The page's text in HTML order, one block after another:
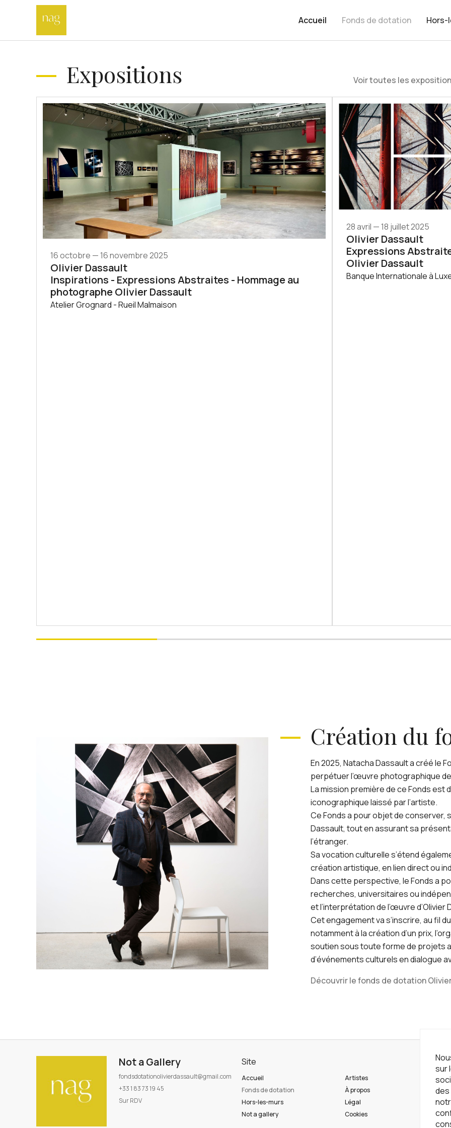
sur
Accueil Fonds de dotation Hors-
Expositions Voir toutes les
16 octobre — 16 novembre 2025
Olivier Dassault
Inspirations - Expressions Abstraites - Hommage au
photographe Olivier Dassault
Atelier Grognard - Rueil Malmaison
28 avril — 18 juillet 2025
Olivier Dassault
Expressions
Olivier Dassault
Banque Internationale à
Création du
En 2025, Natacha Dassault a créé le
perpétuer l’œuvre photographique
La mission première de ce Fonds est
iconographique laissé par l’artiste.
Ce Fonds a pour objet de conserver,
Dassault, tout en assurant sa
l’étranger.
Sa vocation culturelle s’étend
création artistique, en lien direct ou
Dans cette perspective, le Fonds a
recherches, universitaires ou
et l’interprétation de l’œuvre d’Olivier
Cet engagement va s’inscrire, au fil
notamment à la création d’un prix,
soutien sous toute forme de projets
d’événements culturels en dialogue
Découvrir le fonds de dotation
Not a Gallery
fondsdotationolivierdassault@gmail.com
+33 1 83 73 19 45
Sur RDV
Site
Accueil
Fonds de dotation
Hors-les-murs
Not a gallery
Artistes
À propos
Légal
Cookies